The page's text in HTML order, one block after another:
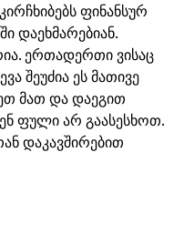
ფინანსურ
დაეხმარებიან.
ერთადერთი ვისაც
შეუძია ეს მათივე
მათ და დაეგით
ფული არ გაასესხოთ.
დაკავშირებით